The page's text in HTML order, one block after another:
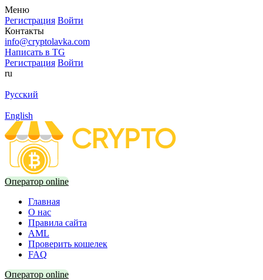
Меню
Регистрация Войти
Контакты
info@cryptolavka.com
Написать в TG
Регистрация Войти
ru
Русский
English
Оператор online
Главная
О нас
Правила сайта
AML
Проверить кошелек
FAQ
Оператор online